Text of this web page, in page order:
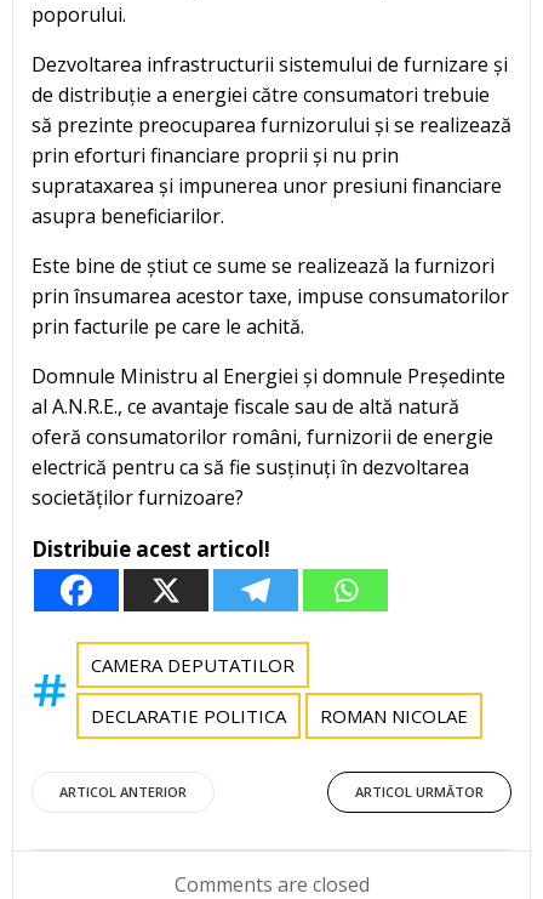
poporului.
Dezvoltarea infrastructurii sistemului de furnizare și
de distribuție a energiei către consumatori trebuie
să prezinte preocuparea furnizorului și se realizează
prin eforturi financiare proprii și nu prin
suprataxarea și impunerea unor presiuni financiare
asupra beneficiarilor.
Este bine de știut ce sume se realizează la furnizori
prin însumarea acestor taxe, impuse consumatorilor
prin facturile pe care le achită.
Domnule Ministru al Energiei și domnule Președinte
al A.N.R.E., ce avantaje fiscale sau de altă natură
oferă consumatorilor români, furnizorii de energie
electrică pentru ca să fie susținuți în dezvoltarea
societăților furnizoare?
Distribuie acest articol!
CAMERA DEPUTATILOR
DECLARATIE POLITICA ROMAN NICOLAE
Post
navigation
ARTICOL ANTERIOR
Post
navigation
ARTICOL URMĂTOR
Comments are closed